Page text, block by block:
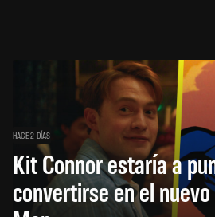
HACE 2 DÍAS
Kit Connor estaría a
convertirse en el